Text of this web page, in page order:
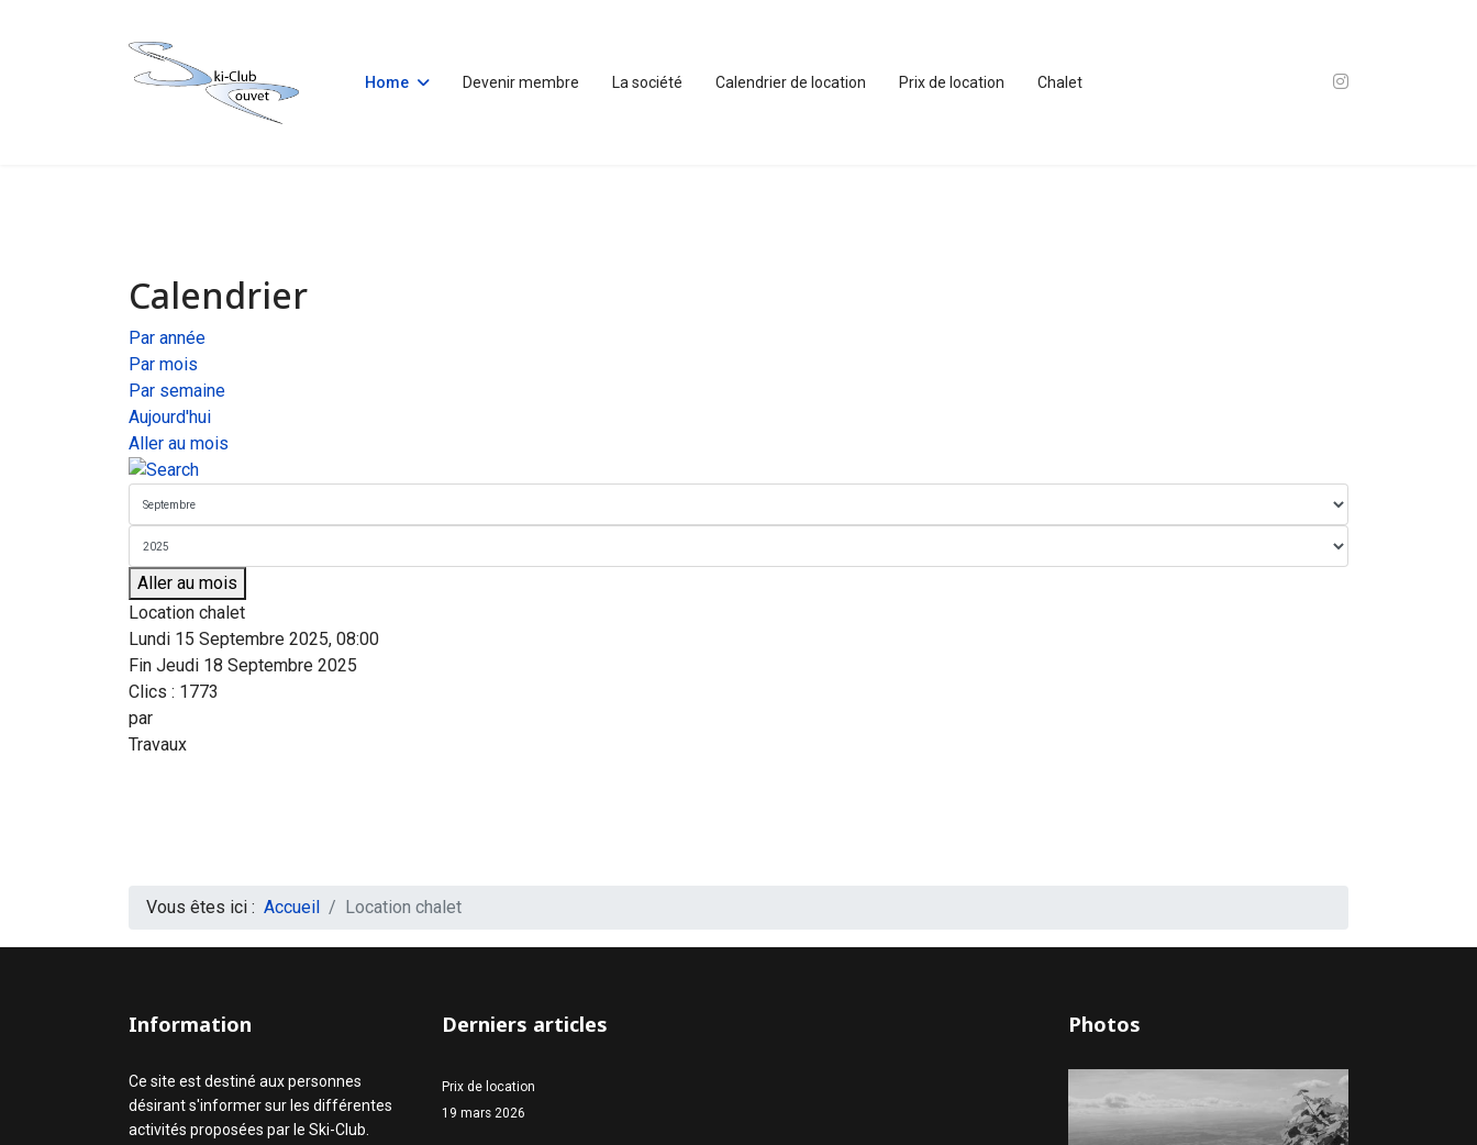
Home Devenir membre La société Calendrier de location Prix de location Chalet
Calendrier
Par année
Par mois
Par semaine
Aujourd'hui
Aller au mois
Aller au mois
Location chalet
Lundi 15 Septembre 2025, 08:00
Fin Jeudi 18 Septembre 2025
Clics : 1773
par
Travaux
Vous êtes ici : Accueil Location chalet
Information
Ce site est destiné aux personnes
désirant s'informer sur les différentes
activités proposées par le Ski-Club.
Derniers articles
Prix de location
19 mars 2026
Photos